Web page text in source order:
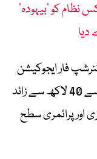
نظام کو ’بیہودہ‘
فار ایجوکیشن
فنڈ کے تحت فراہم کی جارہی ہے، جس سے 40 لاکھ سے زائد
اور پرائمری سطح